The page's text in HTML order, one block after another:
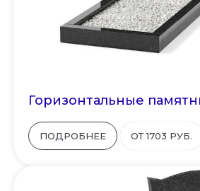
Горизонтальные
ПОДРОБНЕЕ ОТ 1703 РУБ.